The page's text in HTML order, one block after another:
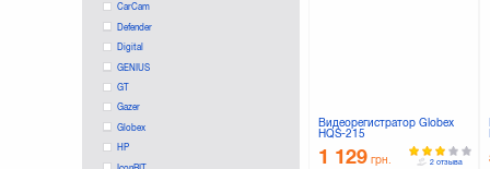
CarCam
Defender
Digital
GENIUS
GT
Gazer
Globex
HP
Видеорегистратор Globex
HQS-215
1 129 грн. 2 отзыва